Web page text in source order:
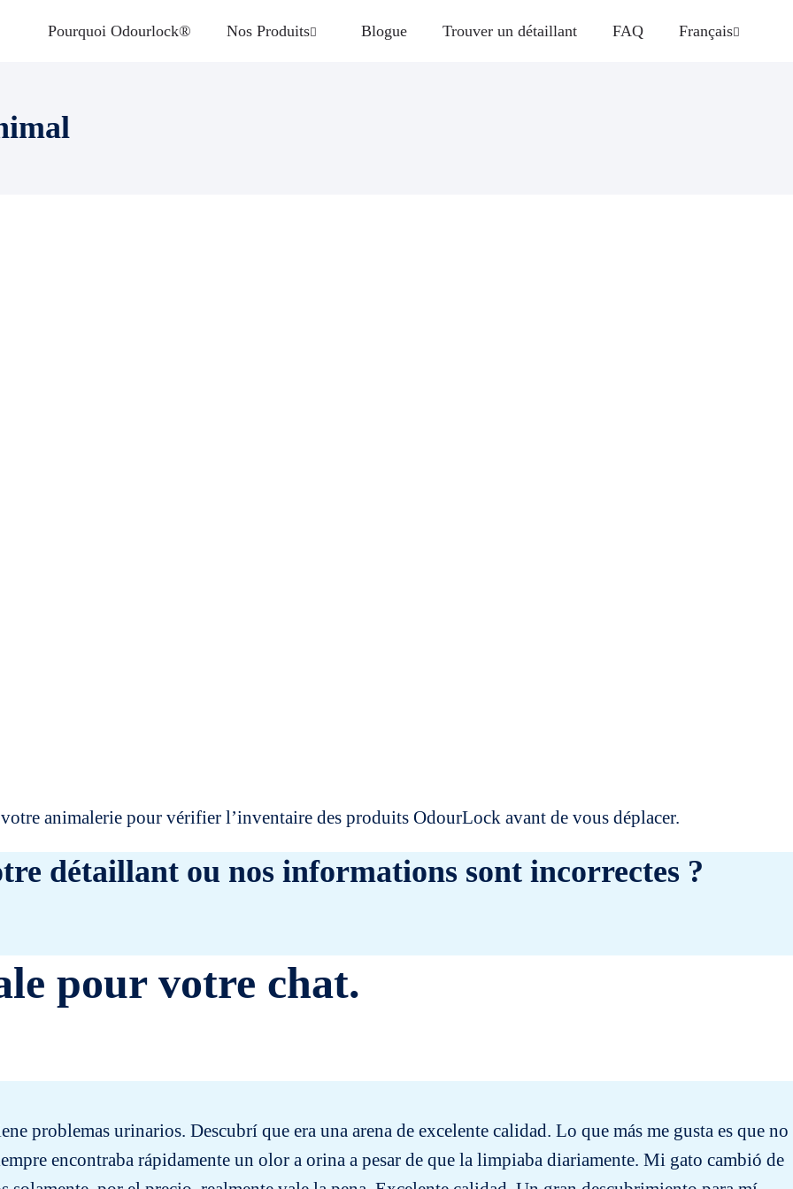
Pourquoi Odourlock® Nos Produits Blogue Trouver un détaillant FAQ Français
animalerie pour vérifier l’inventaire des produits OdourLock avant de vous déplacer.
détaillant ou nos informations sont incorrectes ?
pour votre chat.
problemas urinarios. Descubrí que era una arena de excelente calidad. Lo que más me gusta es que no
encontraba rápidamente un olor a orina a pesar de que la limpiaba diariamente. Mi gato cambió de